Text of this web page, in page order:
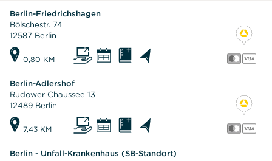
0,80 KM
Berlin-Friedrichshagen
Bölschestr. 74
12587 Berlin
7,43 KM
Berlin-Adlershof
Rudower Chaussee 13
12489 Berlin
Berlin - Unfall-Krankenhaus (SB-Standort)